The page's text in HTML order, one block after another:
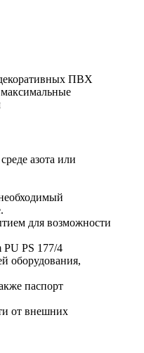
ПВХ
азота или
для возможности
PU PS 177/4
оборудования,
паспорт
от внешних